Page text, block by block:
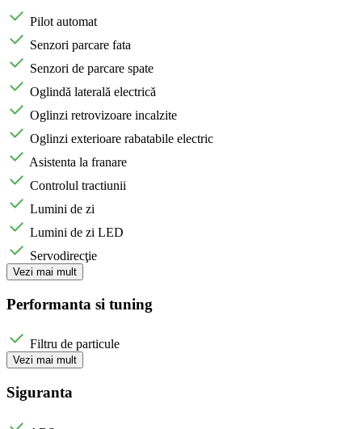
Pilot automat
Senzori parcare fata
Senzori de parcare spate
Oglindă laterală electrică
Oglinzi retrovizoare incalzite
Oglinzi exterioare rabatabile electric
Asistenta la franare
Controlul tractiunii
Lumini de zi
Lumini de zi LED
Servodirecţie
Vezi mai mult
Performanta si tuning
Filtru de particule
Vezi mai mult
Siguranta